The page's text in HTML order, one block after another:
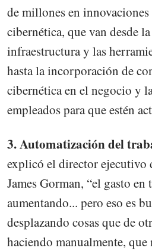
de millones en
cibernética, que van desde
infraestructura y las
hasta la incorporación de
cibernética en el negocio y
empleados para que estén
3. Automatización del
explicó el director ejecutivo
James Gorman, “el gasto en
aumentando... pero eso es
desplazando cosas que de
haciendo manualmente, que